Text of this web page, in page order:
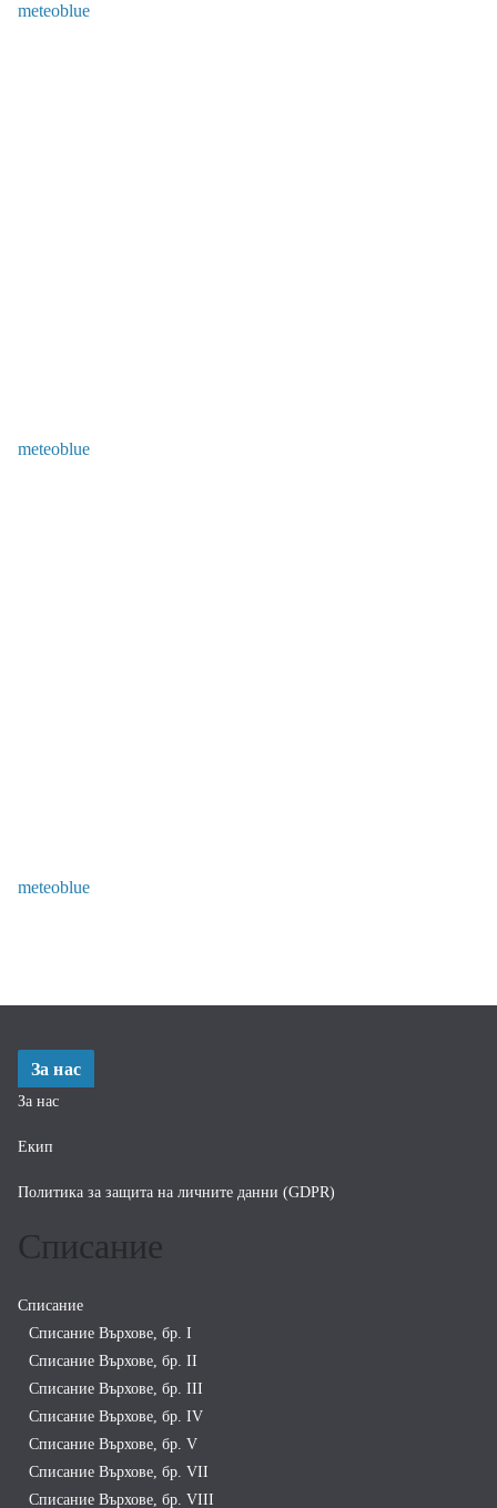
meteoblue
meteoblue
meteoblue
За нас
За нас
Екип
Политика за защита на личните данни (GDPR)
Списание
Списание
Списание Върхове, бр. I
Списание Върхове, бр. II
Списание Върхове, бр. III
Списание Върхове, бр. IV
Списание Върхове, бр. V
Списание Върхове, бр. VII
Списание Върхове, бр. VIII